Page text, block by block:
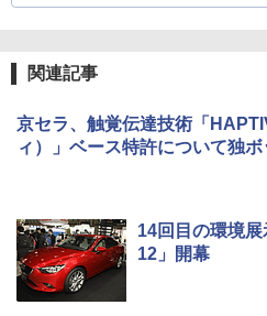
関連記事
京セラ、触覚伝達技術「
ィ）」ベース特許について独
14回目の環境
12」開幕